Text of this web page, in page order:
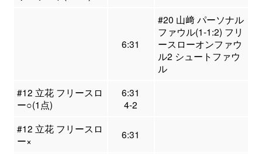
6:31
#20 山﨑 パーソナル
ファウル(1-1:2) フリ
ースローオンファウ
ル2 シュートファウ
ル
#12 立花 フリースロ
ー○(1点)
6:31
4-2
#12 立花 フリースロ
ー×
6:31